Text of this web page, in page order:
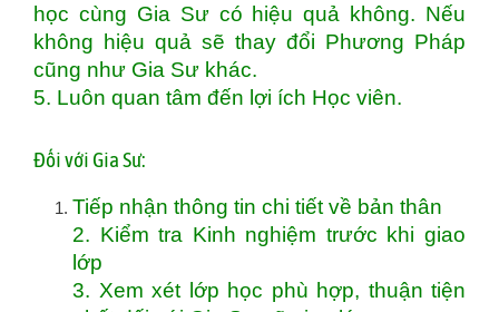
học cùng Gia Sư có hiệu quả không. Nếu
không hiệu quả sẽ thay đổi Phương Pháp
cũng như Gia Sư khác.
5. Luôn quan tâm đến lợi ích Học viên.
Đối với Gia Sư:
Tiếp nhận thông tin chi tiết về bản thân
2. Kiểm tra Kinh nghiệm trước khi giao
lớp
3. Xem xét lớp học phù hợp, thuận tiện